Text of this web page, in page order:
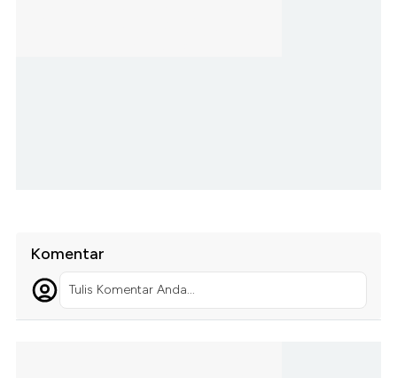
Komentar
Tulis Komentar Anda...